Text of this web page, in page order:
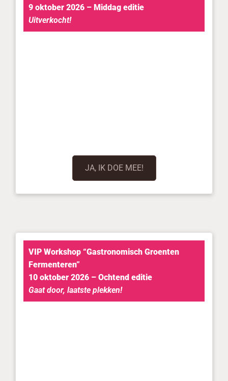
9 oktober 2026 – Middag editie
Uitverkocht!
JA, IK DOE MEE!
VIP Workshop “Gastronomisch Groenten
Fermenteren”
10 oktober 2026 – Ochtend editie
Gaat door, laatste plekken!